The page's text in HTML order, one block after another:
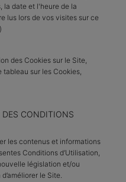
la date et l'heure de la
lus lors de vos visites sur ce
des Cookies sur le Site,
sur les Cookies,
DES CONDITIONS
les contenus et informations
Conditions d’Utilisation,
législation et/ou
le Site.